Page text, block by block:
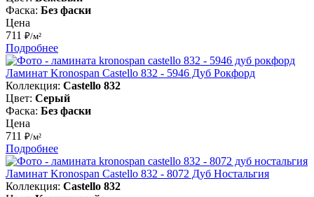
Фаска: Без фаски
Цена
711 ₽/м²
Подробнее
Ламинат Kronospan Castello 832 - 5946 Дуб Рокфорд
Коллекция: Castello 832
Цвет: Серый
Фаска: Без фаски
Цена
711 ₽/м²
Подробнее
Ламинат Kronospan Castello 832 - 8072 Дуб Ностальгия
Коллекция: Castello 832